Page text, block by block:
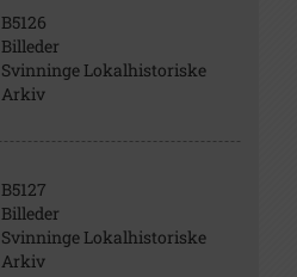
B5126
Billeder
Svinninge Lokalhistoriske
Arkiv
B5127
Billeder
Svinninge Lokalhistoriske
Arkiv